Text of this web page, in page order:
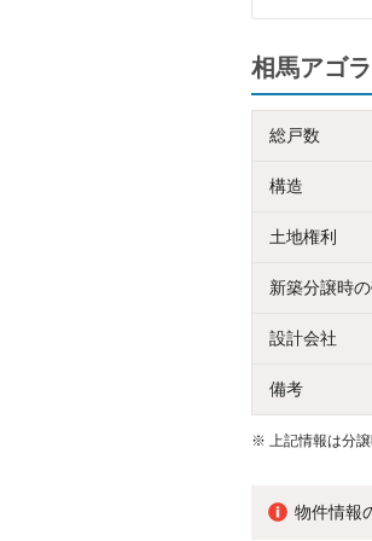
相馬アゴ
総戸数
構造
土地権利
新築分譲時
設計会社
備考
※ 上記情報は分
物件情報